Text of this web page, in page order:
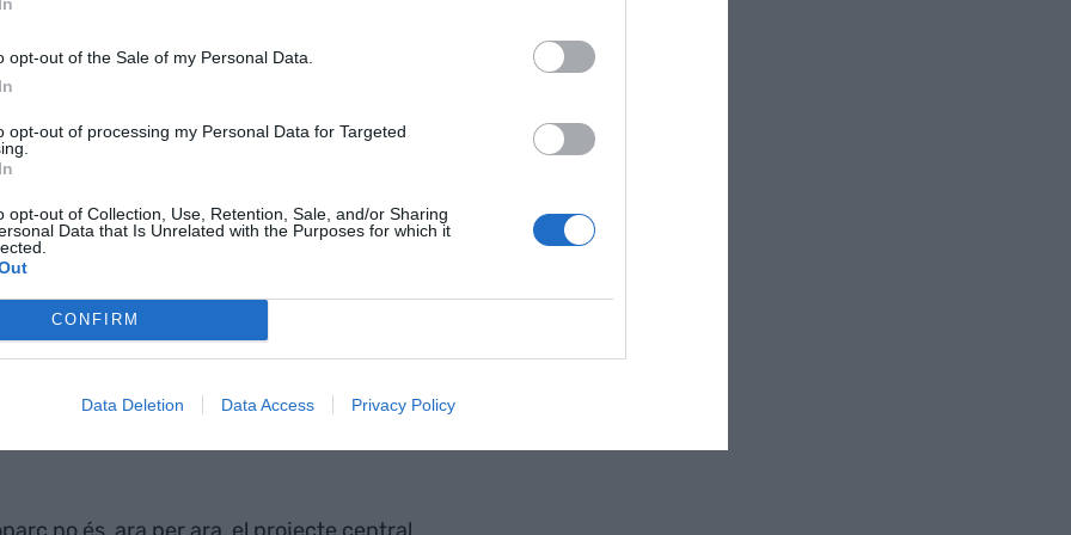
opt-out of the Sale of my Personal Data.
opt-out of processing my Personal Data for Targeted
opt-out of Collection, Use, Retention, Sale, and/or Sharing
Data that Is Unrelated with the Purposes for which it
CONFIRM
Data Deletion Data Access Privacy Policy
d’aquest 2018, assegurava que el projecte
aconseguia el vistiplau dels municipis
però, senyala la impossibilitat de complir
converses segueixen obertes, mentre el
by
consens amb el territori. Ara mateix, ni
el projecte”, afirma Josep Ametller, que
contraproposta damunt la taula però no
sentit, insisteix que la voluntat de la
un parc que sigui acceptat pels municipis i els